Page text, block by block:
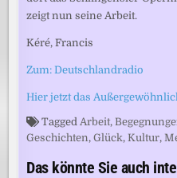
zeigt nun seine Arbeit.
Kéré, Francis
Zum: Deutschlandradio
Hier jetzt das
Tagged Arbeit,
Geschichten,Glück,Kultur,
Das könnte Sie auch